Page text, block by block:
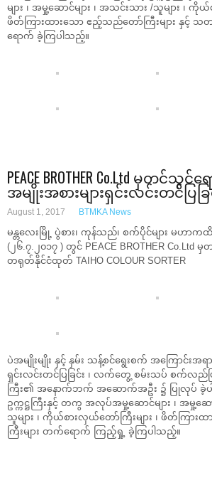
များ ၊ အမှု့ဆောင်များ ၊ အသင်းသား /သူများ ၊ ကို
ဖိတ်ကြားထားသော ဧည့်သည်တော်ကြီးများ နှင့် သ
ရောက် ခဲ့ကြပါသည့်။
PEACE BROTHER Co.Ltd မှတင်သွ
အမျိုးအစားများရှင်းလင်းတင်ပြခြ
August 1, 2017 BTMKA News
မန္တလေးမြို့ ပွဲစား၊ ကုန်သည်၊ စက်ပိုင်များ မဟာ
(၂၆.၇.၂၀၁၇ ) တွင် PEACE BROTHER Co.Ltd
တရုတ်နိုင်ငံထုတ် TAIHO COLOUR SORTER
ပဲအမျိုးမျိုး နှင့် နှမ်း သန့်စင်ရွေးစက် အကြောင်း
ရှင်းလင်းတင်ပြခြင်း ၊ လက်တွေ့ စမ်းသပ် စက်လည်ပြ
ကြီး၏ အနောက်ဘက် အဆောက်အဦး ၌ ပြုလုပ် ခဲ့
ဥက္ကဋ္ဌကြီးနှင့် တကွ အလုပ်အမှု့ဆောင်များ ၊ အမှု့ဆေ
သူများ ၊ ကိုယ်စားလှယ်တော်ကြီးများ ၊ ဖိတ်ကြာ
ကြီးများ တက်ရောက် ကြည့်ရှု့ ခဲ့ကြပါသည့်။